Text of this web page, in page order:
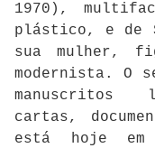
1970),
plástico, e de
sua mulher,
modernista. O
manuscritos
cartas,
está hoje